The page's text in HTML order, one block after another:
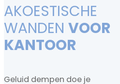
AKOESTISCHE
WANDEN VOOR
KANTOOR
Geluid dempen doe je